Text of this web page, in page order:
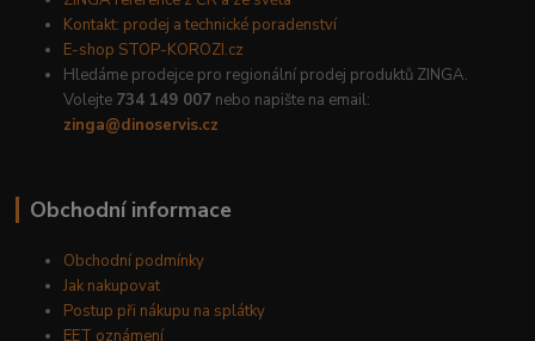
Kontakt: prodej a technické poradenství
E-shop STOP-KOROZI.cz
Hledáme prodejce pro regionální prodej produktů ZINGA.
Volejte 734 149 007 nebo napište na email:
zinga@dinoservis.cz
Obchodní informace
Obchodní podmínky
Jak nakupovat
Postup při nákupu na splátky
EET oznámení